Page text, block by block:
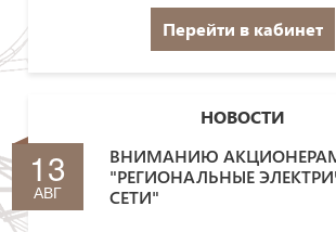
Перейти в кабинет
НОВОСТИ
13
АВГ
ВНИМАНИЮ
"РЕГИОНАЛЬНЫЕ
СЕТИ"